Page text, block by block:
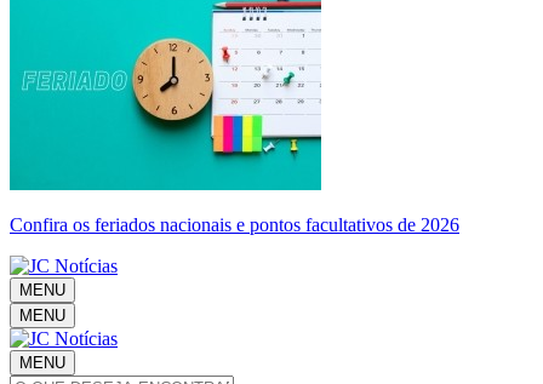
Confira os feriados nacionais e pontos facultativos de 2026
MENU
MENU
MENU